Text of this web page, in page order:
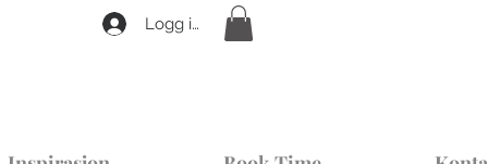
Logg inn